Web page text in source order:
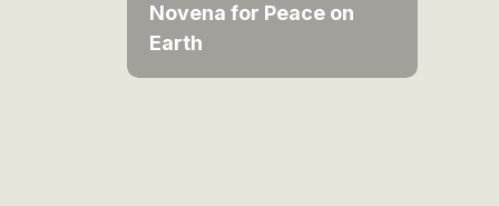
Novena for Peace on
Earth